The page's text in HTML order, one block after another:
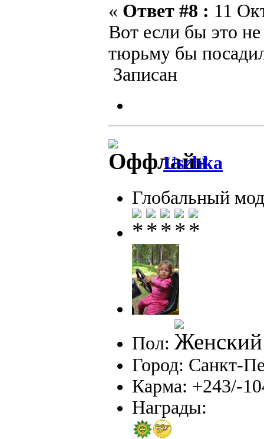
« Ответ #8 : 11
Вот если бы это
тюрьму бы
Записан
Uschka
Глобальный
Пол:
Город: Санкт-
Карма: +243/-
Награды: